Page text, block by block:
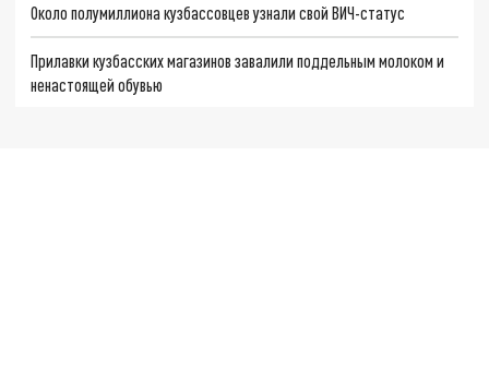
Около полумиллиона кузбассовцев узнали свой ВИЧ-статус
Прилавки кузбасских магазинов завалили поддельным молоком и
ненастоящей обувью